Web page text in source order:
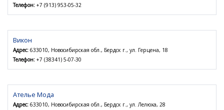
Телефон: +7 (913) 953-05-32
Викон
Адрес: 633010, Новосибирская обл., Бердск г., ул. Герцена, 18
Телефон: +7 (38341) 5-07-30
Ателье Мода
Адрес: 633010, Новосибирская обл., Бердск г., ул. Лелюха, 28